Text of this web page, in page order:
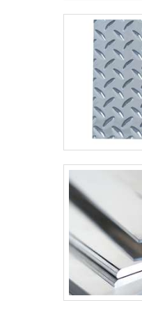
cotação..